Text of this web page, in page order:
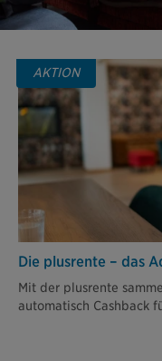
AKTION
Die plusrente – das
Mit der plusrente
automatisch Cashback